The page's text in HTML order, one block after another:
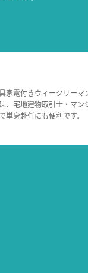
家電付きウィークリー
、宅地建物取引士・マ
身赴任にも便利です。